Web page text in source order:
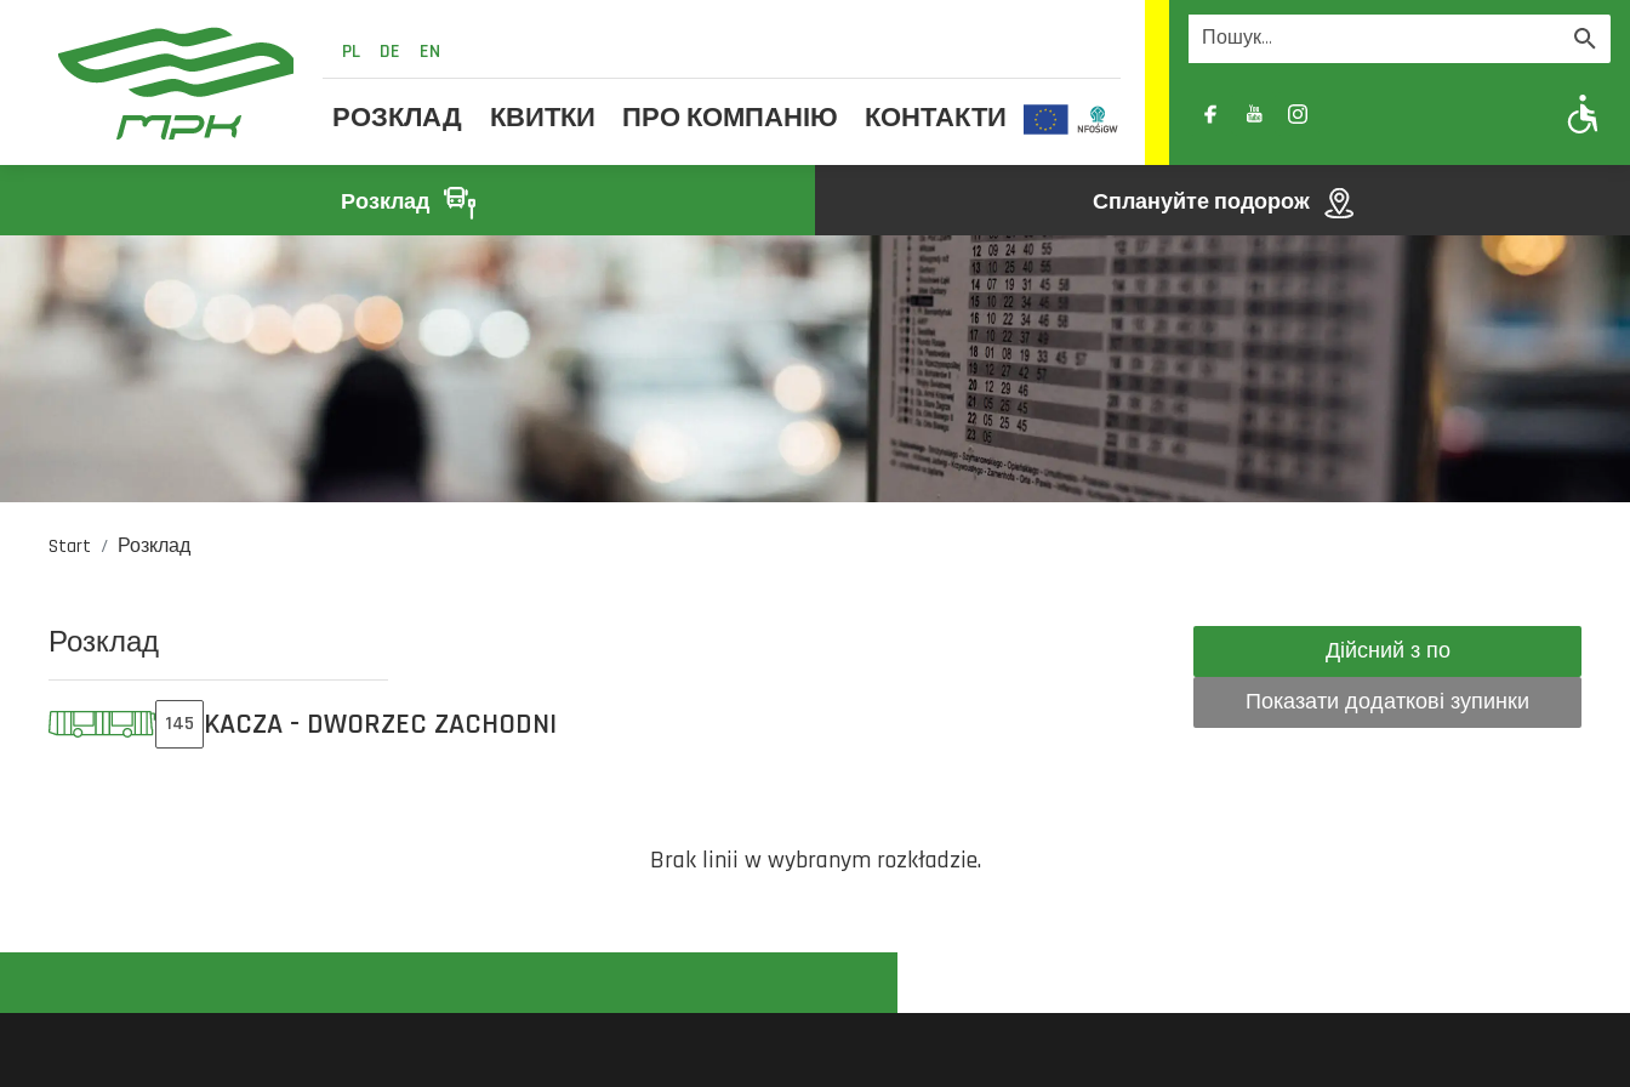
PL DE EN
РОЗКЛАД КВИТКИ ПРО КОМПАНІЮ КОНТАКТИ A- A A+
Розклад Сплануйте подорож
Start Розклад
Розклад
145 KACZA - DWORZEC ZACHODNI
Дійсний з по
Показати додаткові зупинки
Brak linii w wybranym rozkładzie.